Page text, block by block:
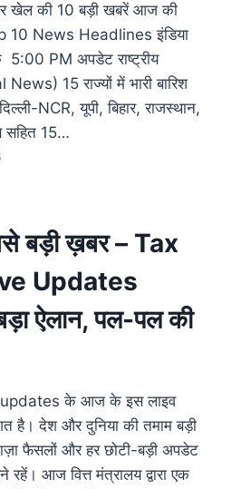
खेल की 10 बड़ी खबरें आज की
10 News Headlines इंडिया
PM अपडेट राष्ट्रीय
15 राज्यों में भारी बारिश
NCR, यूपी, बिहार, राजस्थान,
सहित 15…
बड़ी ख़बर – Tax
Updates
ऐलान, पल-पल की
के आज के इस लाइव
है। देश और दुनिया की तमाम बड़ी
फैसलों और हर छोटी-बड़ी अपडेट
रहें। आज वित्त मंत्रालय द्वारा एक